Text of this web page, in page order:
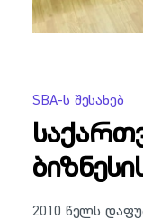
SBA-Ს Შესახებ
2010 წელს